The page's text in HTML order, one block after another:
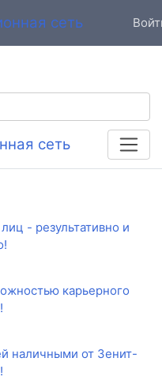
сеть
- результативно и
карьерного
наличными от Зенит-